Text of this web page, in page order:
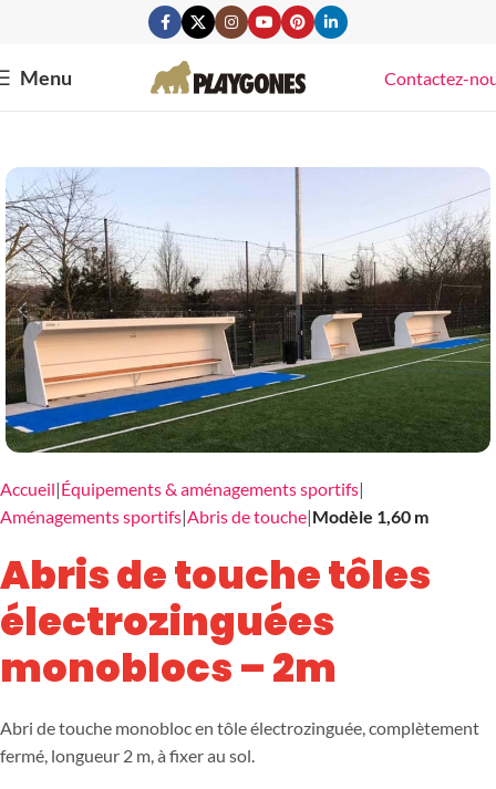
Menu Contactez-
Accueil Équipements & aménagements sportifs
Aménagements sportifs Abris de touche Modèle 1,60 m
Abris de touche tôles
électrozinguées
monoblocs – 2m
Abri de touche monobloc en tôle électrozinguée, complètement
fermé, longueur 2 m, à fixer au sol.